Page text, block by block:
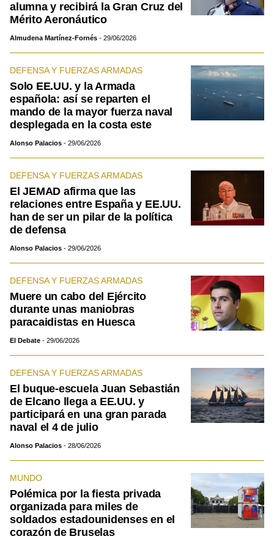
alumna y recibirá la Gran Cruz del
Mérito Aeronáutico
Almudena Martínez-Fornés 29/06/2026
DEFENSA Y FUERZAS ARMADAS
Solo EE.UU. y la Armada
española: así se reparten el
mando de la mayor fuerza naval
desplegada en la costa este
Alonso Palacios 29/06/2026
DEFENSA Y FUERZAS ARMADAS
El JEMAD afirma que las
relaciones entre España y EE.UU.
han de ser un pilar de la política
de defensa
Alonso Palacios 29/06/2026
DEFENSA Y FUERZAS ARMADAS
Muere un cabo del Ejército
durante unas maniobras
paracaidistas en Huesca
El Debate 29/06/2026
DEFENSA Y FUERZAS ARMADAS
El buque-escuela Juan Sebastián
de Elcano llega a EE.UU. y
participará en una gran parada
naval el 4 de julio
Alonso Palacios 28/06/2026
MUNDO
Polémica por la fiesta privada
organizada para miles de
soldados estadounidenses en el
corazón de Bruselas